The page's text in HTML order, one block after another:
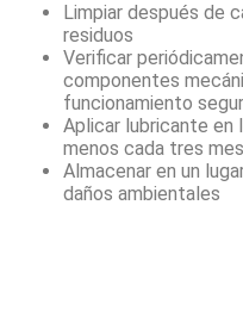
Limpiar después de
residuos
Verificar
componentes
funcionamiento
Aplicar lubricante en
menos cada tres
Almacenar en un
daños ambientales